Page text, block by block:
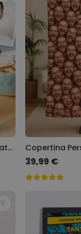
Boccale da Birra Personalizzato con Logo e Faccia
39,99 €